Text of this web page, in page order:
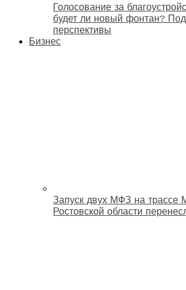
Голосование за
будет ли новый фонтан?
перспективы
Бизнес
Запуск двух МФЗ на трассе
Ростовской области